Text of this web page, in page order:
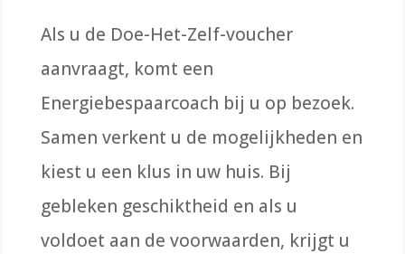
Als u de Doe-Het-Zelf-voucher
aanvraagt, komt een
Energiebespaarcoach bij u op bezoek.
Samen verkent u de mogelijkheden en
kiest u een klus in uw huis. Bij
gebleken geschiktheid en als u
voldoet aan de voorwaarden, krijgt u